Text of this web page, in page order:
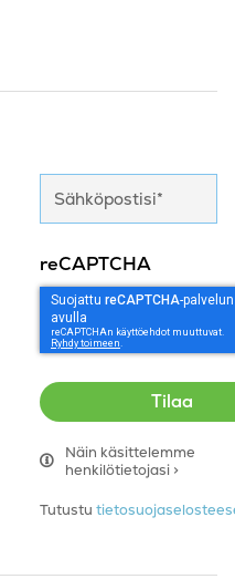
reCAPTCHA
Näin käsittelemme
henkilötietojasi >
Tutustu